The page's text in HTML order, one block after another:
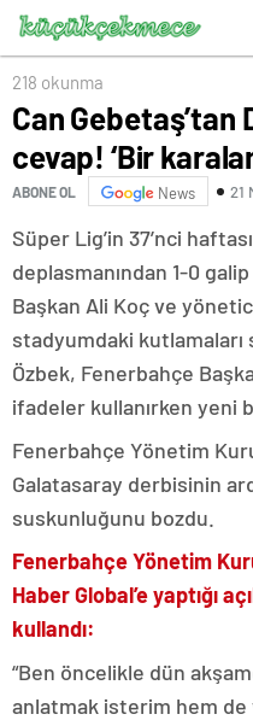
218 okunma
Can Gebetaş’tan
cevap! ‘Bir
ABONE OL News 21
Süper Lig’in 37’nci
deplasmanından 1-0
Başkan Ali Koç ve
stadyumdaki kutlamaları
Özbek, Fenerbahçe
ifadeler kullanırken yeni
Fenerbahçe Yönetim
Galatasaray derbisinin
suskunluğunu bozdu.
Fenerbahçe Yönetim
Haber Global’e yaptığı
kullandı:
“Ben öncelikle dün
anlatmak isterim hem de